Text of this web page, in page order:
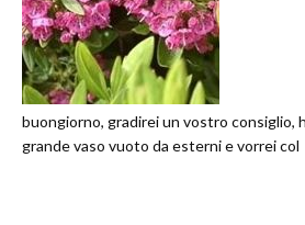
buongiorno, gradirei un vostro consiglio,
grande vaso vuoto da esterni e vorrei col